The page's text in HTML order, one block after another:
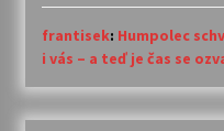
frantisek: Humpolec
i vás – a teď je čas se